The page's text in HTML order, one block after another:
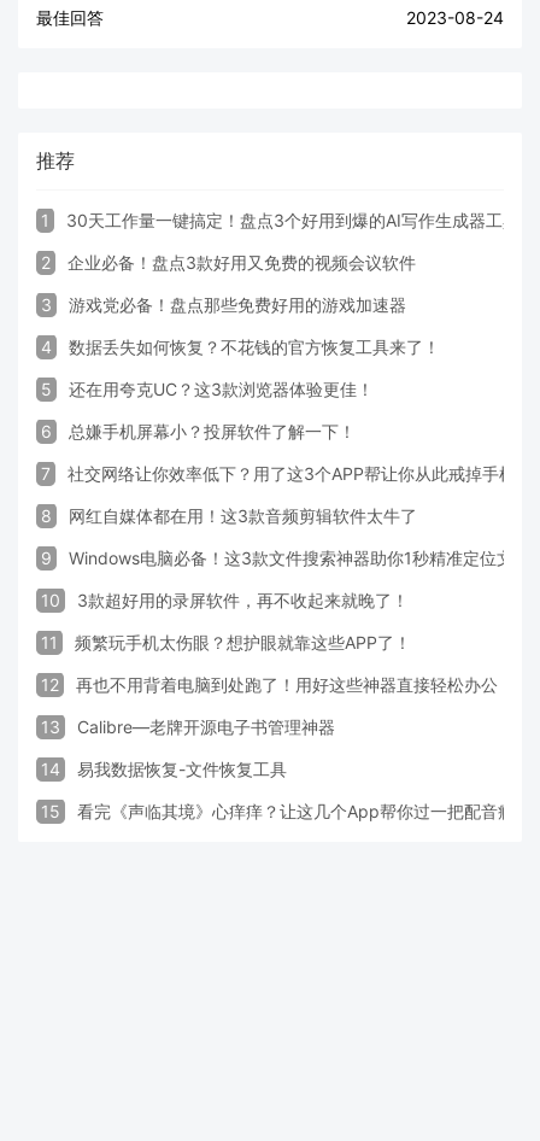
最佳回答 2023-08-24
推荐
1 30天工作量一键搞定！盘点3个好用到爆的AI写作生成器工具
2 企业必备！盘点3款好用又免费的视频会议软件
3 游戏党必备！盘点那些免费好用的游戏加速器
4 数据丢失如何恢复？不花钱的官方恢复工具来了！
5 还在用夸克UC？这3款浏览器体验更佳！
6 总嫌手机屏幕小？投屏软件了解一下！
7 社交网络让你效率低下？用了这3个APP帮让你从此戒掉手机！
8 网红自媒体都在用！这3款音频剪辑软件太牛了
9 Windows电脑必备！这3款文件搜索神器助你1秒精准定位文件
10 3款超好用的录屏软件，再不收起来就晚了！
11 频繁玩手机太伤眼？想护眼就靠这些APP了！
12 再也不用背着电脑到处跑了！用好这些神器直接轻松办公
13 Calibre—老牌开源电子书管理神器
14 易我数据恢复-文件恢复工具
15 看完《声临其境》心痒痒？让这几个App帮你过一把配音瘾